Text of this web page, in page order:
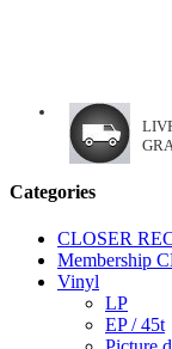
Categories
CLOSER
Membership
Vinyl
LP
EP / 45t